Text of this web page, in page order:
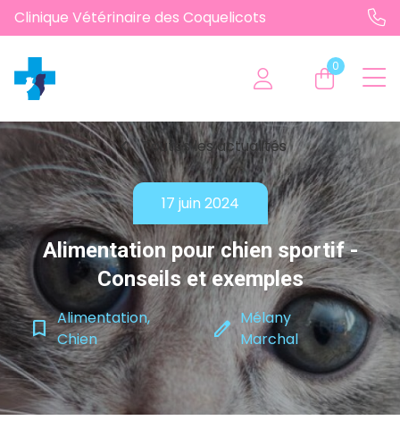
Clinique Vétérinaire des Coquelicots
0
chevron_left Toutes les actualités
17 juin 2024
Alimentation pour chien sportif -
Conseils et exemples
bookmark_border Alimentation,
Chien
edit Mélany
Marchal